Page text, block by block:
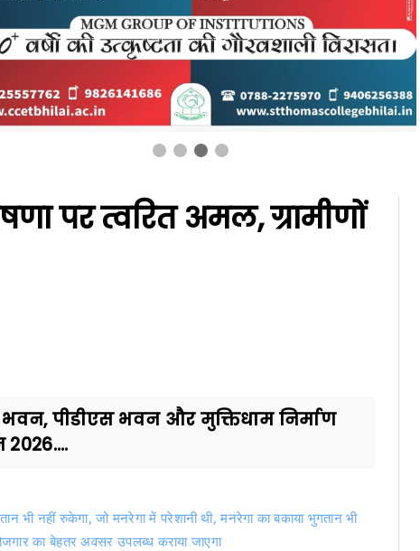
पर त्वरित अमल, ग्रामीणों
पीडीएस भवन और मुक्तिधाम निर्माण
भी नहीं रुकेगा, जो मनरेगा में परेशानी थी, मनरेगा का बकाया भुगतान भी
का बेहतर अवसर उपलब्ध कराया जाएगा